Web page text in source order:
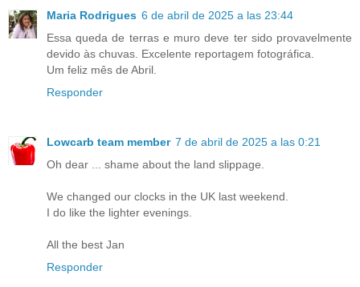
Maria Rodrigues 6 de abril de 2025 a las 23:44
Essa queda de terras e muro deve ter sido provavelmente
devido às chuvas. Excelente reportagem fotográfica.
Um feliz mês de Abril.
Responder
Lowcarb team member 7 de abril de 2025 a las 0:21
Oh dear ... shame about the land slippage.
We changed our clocks in the UK last weekend.
I do like the lighter evenings.
All the best Jan
Responder